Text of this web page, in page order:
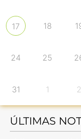
17 18
24 25
31 1 2
ÚLTIMAS